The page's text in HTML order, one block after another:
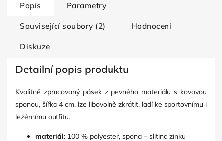
Popis Parametry
Související soubory (2) Hodnocení
Diskuze
Detailní popis produktu
Kvalitně zpracovaný pásek z pevného materiálu s kovovou
sponou, šířka 4 cm, lze libovolně zkrátit, ladí ke sportovnímu i
ležérnímu outfitu.
materiál: 100 % polyester, spona – slitina zinku